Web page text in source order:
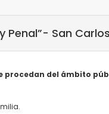
San
procedan del ámbito